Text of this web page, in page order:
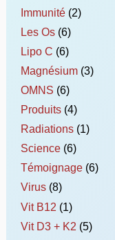
Immunité (2)
Les Os (6)
Lipo C (6)
Magnésium (3)
OMNS (6)
Produits (4)
Radiations (1)
Science (6)
Témoignage (6)
Virus (8)
Vit B12 (1)
Vit D3 + K2 (5)